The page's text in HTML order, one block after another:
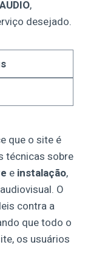
AUDIO,
desejado.
que o site é
técnicas sobre
e instalação,
O
contra a
que todo o
os usuários